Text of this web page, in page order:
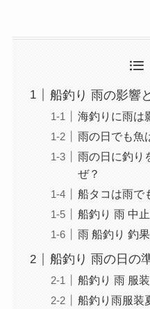
船釣り 雨の影響
海釣りに雨は
雨の日でも魚
雨の日に釣り
ぜ？
船タコは雨で
船釣り 雨 中
雨 船釣り 釣
船釣り 雨の日の
船釣り 雨 服
船釣り雨服装